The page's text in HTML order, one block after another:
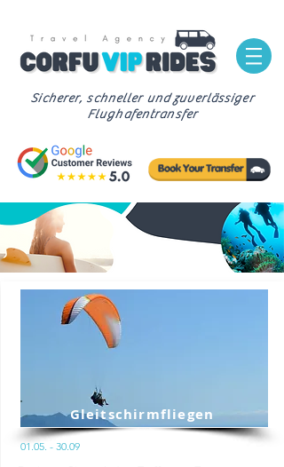
Sicherer, schneller und zuverlässiger
Flughafentransfer
Gleitschirmfliegen
01.05. - 30.09